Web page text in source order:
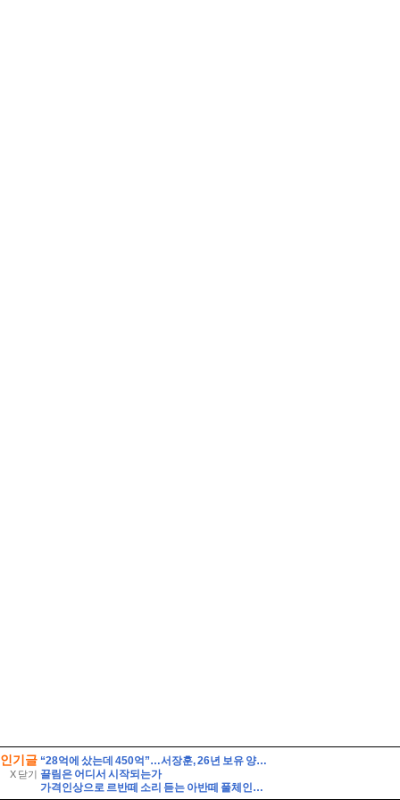
인기글
X 닫기
“28억에 샀는데 450억”…서장훈, 26년 보유 양재역 빌딩 매각 추진
끌림은 어디서 시작되는가
가격인상으로 르반떼 소리 듣는 아반떼 풀체인지 사전예약 결과는 반전이었다